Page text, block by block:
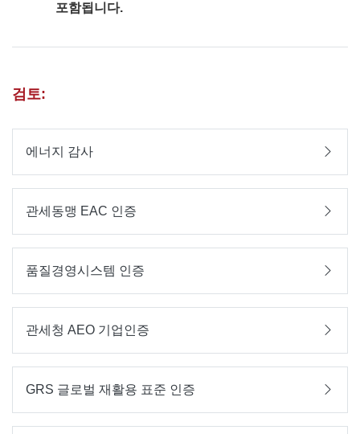
포함됩니다.
검토:
에너지 감사
관세동맹 EAC 인증
품질경영시스템 인증
관세청 AEO 기업인증
GRS 글로벌 재활용 표준 인증